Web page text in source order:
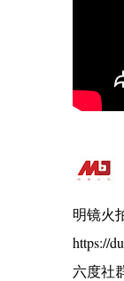
明镜火
https://
六度社